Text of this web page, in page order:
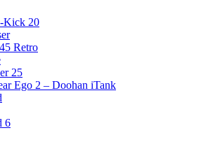
Kick 20
Retro
25
Ego 2 – Doohan iTank
6